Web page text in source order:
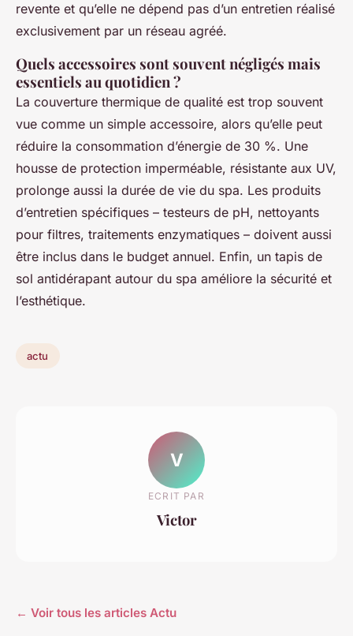
revente et qu’elle ne dépend pas d’un entretien réalisé
exclusivement par un réseau agréé.
Quels accessoires sont souvent négligés mais
essentiels au quotidien ?
La couverture thermique de qualité est trop souvent
vue comme un simple accessoire, alors qu’elle peut
réduire la consommation d’énergie de 30 %. Une
housse de protection imperméable, résistante aux UV,
prolonge aussi la durée de vie du spa. Les produits
d’entretien spécifiques – testeurs de pH, nettoyants
pour filtres, traitements enzymatiques – doivent aussi
être inclus dans le budget annuel. Enfin, un tapis de
sol antidérapant autour du spa améliore la sécurité et
l’esthétique.
actu
V
ECRIT PAR
Victor
← Voir tous les articles Actu